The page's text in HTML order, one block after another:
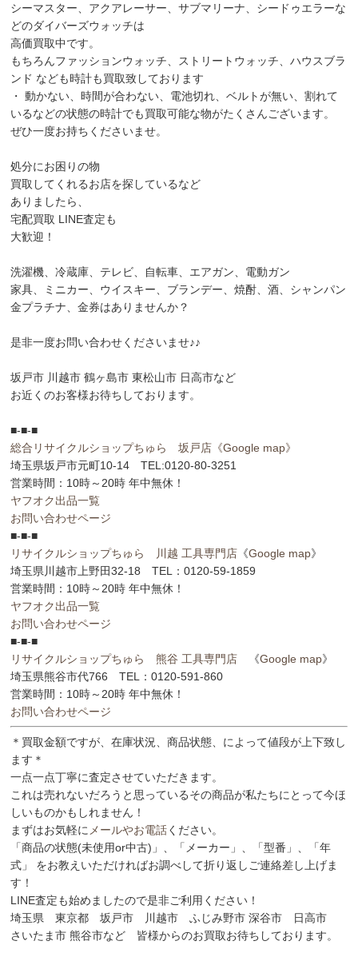
シーマスター、アクアレーサー、サブマリーナ、シードゥエラーな
どのダイバーズウォッチは
高価買取中です。
もちろんファッションウォッチ、ストリートウォッチ、ハウスブラ
ンド なども時計も買取致しております
・ 動かない、時間が合わない、電池切れ、ベルトが無い、割れて
いるなどの状態の時計でも買取可能な物がたくさんございます。
ぜひ一度お持ちくださいませ。
処分にお困りの物
買取してくれるお店を探しているなど
ありましたら、
宅配買取 LINE査定も
大歓迎！
洗濯機、冷蔵庫、テレビ、自転車、エアガン、電動ガン
家具、ミニカー、ウイスキー、ブランデー、焼酎、酒、シャンパン
金プラチナ、金券はありませんか？
是非一度お問い合わせくださいませ♪♪
坂戸市 川越市 鶴ヶ島市 東松山市 日高市など
お近くのお客様お待ちしております。
■-■-■
総合リサイクルショップちゅら 坂戸店 《Google map》
埼玉県坂戸市元町10-14 TEL:0120-80-3251
営業時間：10時～20時 年中無休！
ヤフオク出品一覧
お問い合わせページ
■-■-■
リサイクルショップちゅら 川越 工具専門店 《Google map》
埼玉県川越市上野田32-18 TEL：0120-59-1859
営業時間：10時～20時 年中無休！
ヤフオク出品一覧
お問い合わせページ
■-■-■
リサイクルショップちゅら 熊谷 工具専門店 《Google map》
埼玉県熊谷市代766 TEL：0120-591-860
営業時間：10時～20時 年中無休！
お問い合わせページ
＊買取金額ですが、在庫状況、商品状態、によって値段が上下致し
ます＊
一点一点丁寧に査定させていただきます。
これは売れないだろうと思っているその商品が私たちにとって今ほ
しいものかもしれません！
まずはお気軽に メールやお電話ください。
「商品の状態(未使用or中古)」、「メーカー」、「型番」、「年
式」 をお教えいただければお調べして折り返しご連絡差し上げま
す！
LINE査定も始めましたので是非ご利用ください！
埼玉県 東京都 坂戸市 川越市 ふじみ野市 深谷市 日高市
さいたま市 熊谷市など 皆様からのお買取お待ちしております。